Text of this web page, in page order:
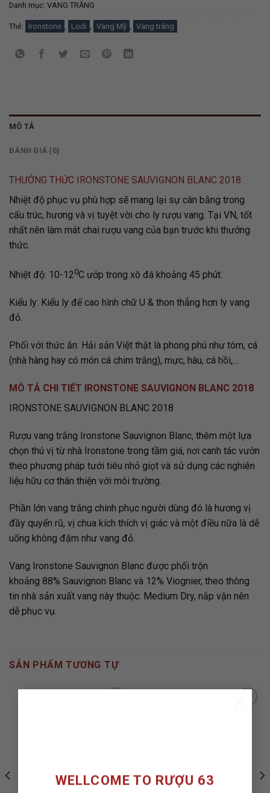
WELLCOME TO RƯỢU 63
Danh mục: VANG TRẮNG
Thẻ: Ironstone , Lodi , Vang Mỹ , Vang trắng
MÔ TẢ
ĐÁNH GIÁ (0)
THƯỞNG THỨC IRONSTONE SAUVIGNON BLANC 2018
Nhiệt độ phục vụ phù hợp sẽ mang lại sự cân bằng trong
cấu trúc, hương và vị tuyệt vời cho ly rượu vang. Tại VN, tốt
nhất nên làm mát chai rượu vang của bạn trước khi thưởng
thức.
Nhiệt độ: 10-120C ướp trong xô đá khoảng 45 phút.
Kiểu ly: Kiểu ly đế cao hình chữ U & thon thẳng hơn ly vang
đỏ.
Phối với thức ăn: Hải sản Việt thật là phong phú như tôm, cá
(nhà hàng hay có món cá chim trắng), mực, hàu, cá hồi,…
MÔ TẢ CHI TIẾT IRONSTONE SAUVIGNON BLANC 2018
IRONSTONE SAUVIGNON BLANC 2018
Rượu vang trắng Ironstone Sauvignon Blanc, thêm một lựa
chọn thú vị từ nhà Ironstone trong tầm giá, nơi canh tác vườn
theo phương pháp tưới tiêu nhỏ giọt và sử dụng các nghiên
liệu hữu cơ thân thiện với môi trường.
Phần lớn vang trắng chinh phục người dùng đó là hương vị
đầy quyến rũ, vị chua kích thích vị giác và một điều nữa là dễ
uống không đậm như vang đỏ.
Vang Ironstone Sauvignon Blanc được phối trộn
khoảng 88% Sauvignon Blanc và 12% Viognier, theo thông
tin nhà sản xuất vang này thuộc: Medium Dry, nắp vặn nên
dễ phục vụ.
SẢN PHẨM TƯƠNG TỰ